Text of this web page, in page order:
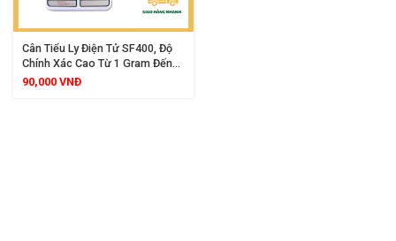
Cân Tiểu Ly Điện Tử SF400, Độ
Chính Xác Cao Từ 1 Gram Đến
5000 Gram, Màn Hình Hiển Thị
90,000 VNĐ